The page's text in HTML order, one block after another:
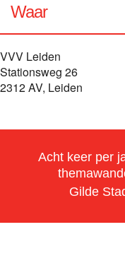
Waar
VVV Leiden
Stationsweg 26
2312 AV, Leiden
Acht keer per
Gilde